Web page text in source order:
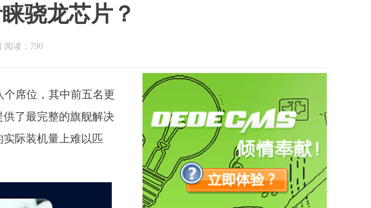
骁龙芯片？
阅读：790
个席位，其中前五名更
了最完整的旗舰解决
际装机量上难以匹